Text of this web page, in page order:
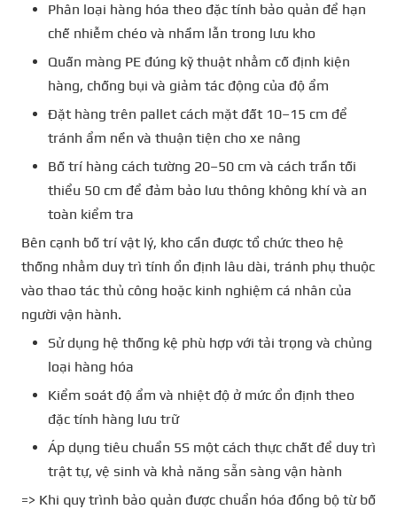
Phân loại hàng hóa theo đặc tính bảo quản để hạn
chế nhiễm chéo và nhầm lẫn trong lưu kho
Quấn màng PE đúng kỹ thuật nhằm cố định kiện
hàng, chống bụi và giảm tác động của độ ẩm
Đặt hàng trên pallet cách mặt đất 10–15 cm để
tránh ẩm nền và thuận tiện cho xe nâng
Bố trí hàng cách tường 20–50 cm và cách trần tối
thiểu 50 cm để đảm bảo lưu thông không khí và an
toàn kiểm tra
Bên cạnh bố trí vật lý, kho cần được tổ chức theo hệ
thống nhằm duy trì tính ổn định lâu dài, tránh phụ thuộc
vào thao tác thủ công hoặc kinh nghiệm cá nhân của
người vận hành.
Sử dụng hệ thống kệ phù hợp với tải trọng và chủng
loại hàng hóa
Kiểm soát độ ẩm và nhiệt độ ở mức ổn định theo
đặc tính hàng lưu trữ
Áp dụng tiêu chuẩn 5S một cách thực chất để duy trì
trật tự, vệ sinh và khả năng sẵn sàng vận hành
=> Khi quy trình bảo quản được chuẩn hóa đồng bộ từ bố